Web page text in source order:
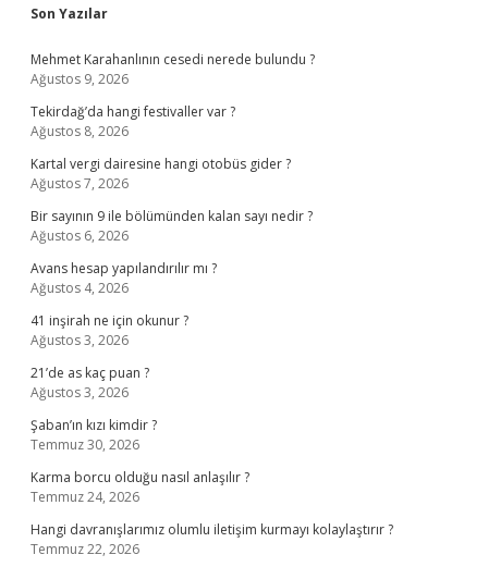
Sidebar
Son Yazılar
Mehmet Karahanlının cesedi nerede bulundu ?
Ağustos 9, 2026
Tekirdağ’da hangi festivaller var ?
Ağustos 8, 2026
Kartal vergi dairesine hangi otobüs gider ?
Ağustos 7, 2026
Bir sayının 9 ile bölümünden kalan sayı nedir ?
Ağustos 6, 2026
Avans hesap yapılandırılır mı ?
Ağustos 4, 2026
41 inşirah ne için okunur ?
Ağustos 3, 2026
21’de as kaç puan ?
Ağustos 3, 2026
Şaban’ın kızı kimdir ?
Temmuz 30, 2026
Karma borcu olduğu nasıl anlaşılır ?
Temmuz 24, 2026
Hangi davranışlarımız olumlu iletişim kurmayı kolaylaştırır ?
Temmuz 22, 2026